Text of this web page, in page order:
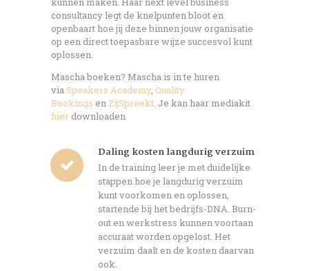
consultancy legt de knelpunten bloot en
openbaart hoe jij deze binnen jouw organisatie
op een direct toepasbare wijze succesvol kunt
oplossen.
Mascha boeken? Mascha is in te huren
via Speakers Academy, Quality
Bookings en ZijSpreekt. Je kan haar mediakit
hier downloaden
Daling kosten langdurig verzuim
In de training leer je met duidelijke
stappen hoe je langdurig verzuim
kunt voorkomen en oplossen,
startende bij het bedrijfs-DNA. Burn-
out en werkstress kunnen voortaan
accuraat worden opgelost. Het
verzuim daalt en de kosten daarvan
ook.